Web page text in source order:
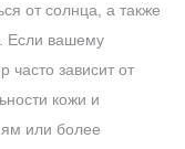
от солнца, а также
Если вашему
часто зависит от
кожи и
или более